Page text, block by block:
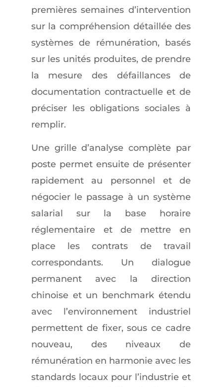
premières semaines d’intervention
sur la compréhension détaillée des
systèmes de rémunération, basés
sur les unités produites, de prendre
la mesure des défaillances de
documentation contractuelle et de
préciser les obligations sociales à
remplir.
Une grille d’analyse complète par
poste permet ensuite de présenter
rapidement au personnel et de
négocier le passage à un système
salarial sur la base horaire
réglementaire et de mettre en
place les contrats de travail
correspondants. Un dialogue
permanent avec la direction
chinoise et un benchmark étendu
avec l’environnement industriel
permettent de fixer, sous ce cadre
nouveau, des niveaux de
rémunération en harmonie avec les
standards locaux pour l’industrie et